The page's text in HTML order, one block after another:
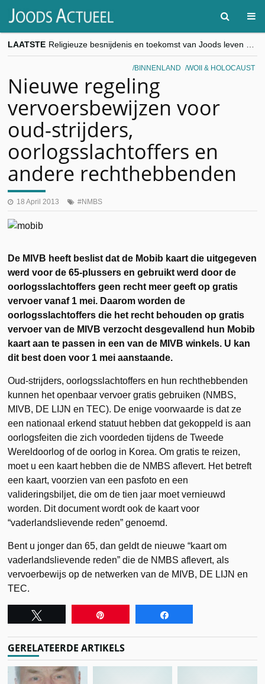
LAATSTE
“Besnijdenisdebat toont hoe moeilijk seculiere Westen minderheden begrijpt”, Jinnih Beels (Vooruit)
CITYTRIP | ROEMENIË – Boekarest: de verrassing van Oost-Europa
BINNENLAND WOII & HOLOCAUST
Nieuwe regeling
vervoersbewijzen voor
oud-strijders,
oorlogsslachtoffers en
andere rechthebbenden
18 April 2013 NMBS
De MIVB heeft beslist dat de Mobib kaart die uitgegeven
werd voor de 65-plussers en gebruikt werd door de
oorlogsslachtoffers geen recht meer geeft op gratis
vervoer vanaf 1 mei. Daarom worden de
oorlogsslachtoffers die het recht behouden op gratis
vervoer van de MIVB verzocht desgevallend hun Mobib
kaart aan te passen in een van de MIVB winkels. U kan
dit best doen voor 1 mei aanstaande.
Oud-strijders, oorlogsslachtoffers en hun rechthebbenden
kunnen het openbaar vervoer gratis gebruiken (NMBS,
MIVB, DE LIJN en TEC). De enige voorwaarde is dat ze
een nationaal erkend statuut hebben dat gekoppeld is aan
oorlogsfeiten die zich voordeden tijdens de Tweede
Wereldoorlog of de oorlog in Korea. Om gratis te reizen,
moet u een kaart hebben die de NMBS aflevert. Het betreft
een kaart, voorzien van een pasfoto en een
valideringsbiljet, die om de tien jaar moet vernieuwd
worden. Dit document wordt ook de kaart voor
“vaderlandslievende reden” genoemd.
Bent u jonger dan 65, dan geldt de nieuwe “kaart om
vaderlandslievende reden” die de NMBS aflevert, als
vervoerbewijs op de netwerken van de MIVB, DE LIJN en
TEC.
GERELATEERDE ARTIKELS